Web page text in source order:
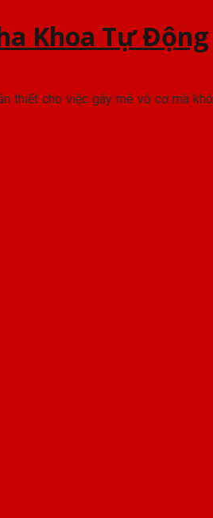
Khoa Tự Động
cho việc gây mê vô cơ mà